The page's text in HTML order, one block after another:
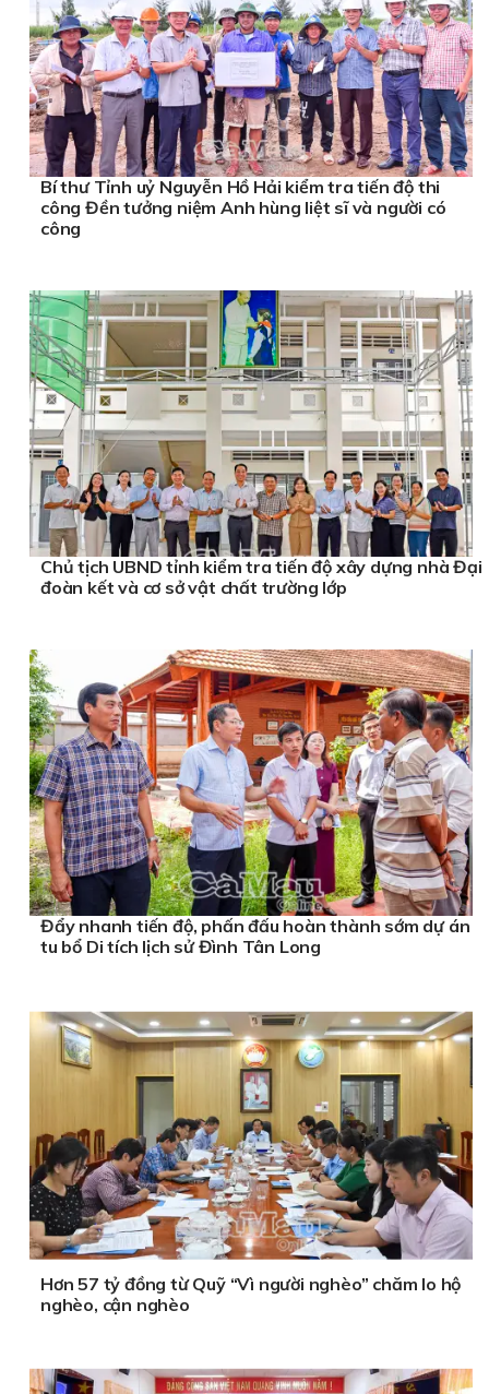
Bí thư Tỉnh uỷ Nguyễn Hồ Hải kiểm tra tiến độ thi
công Đền tưởng niệm Anh hùng liệt sĩ và người có
công
Chủ tịch UBND tỉnh kiểm tra tiến độ xây dựng nhà Đại
đoàn kết và cơ sở vật chất trường lớp
Đẩy nhanh tiến độ, phấn đấu hoàn thành sớm dự án
tu bổ Di tích lịch sử Đình Tân Long
Hơn 57 tỷ đồng từ Quỹ “Vì người nghèo” chăm lo hộ
nghèo, cận nghèo